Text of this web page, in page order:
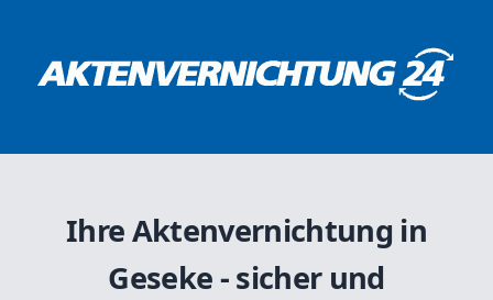
Ihre Aktenvernichtung in
Geseke - sicher und